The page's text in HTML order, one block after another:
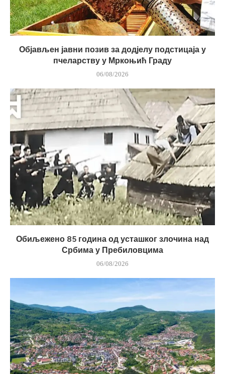
Објављен јавни позив за додјелу подстицаја у
пчеларству у Мркоњић Граду
06/08/2026
Обиљежено 85 година од усташког злочина над
Србима у Пребиловцима
06/08/2026